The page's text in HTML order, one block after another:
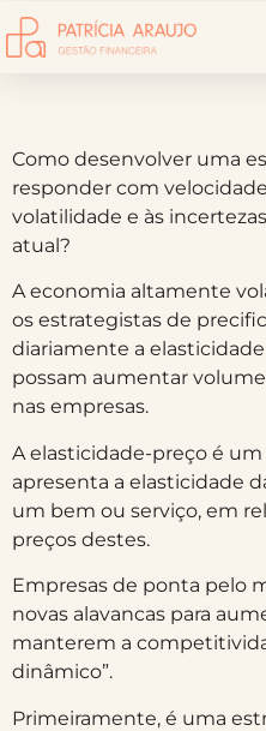
Como desenvolver uma
responder com
volatilidade e às
atual?
A economia altamente
os estrategistas de
diariamente a
possam aumentar
nas empresas.
A elasticidade-preço é
apresenta a elasticidade
um bem ou serviço, em
preços destes.
Empresas de ponta pelo
novas alavancas para
manterem a
dinâmico”.
Primeiramente, é uma